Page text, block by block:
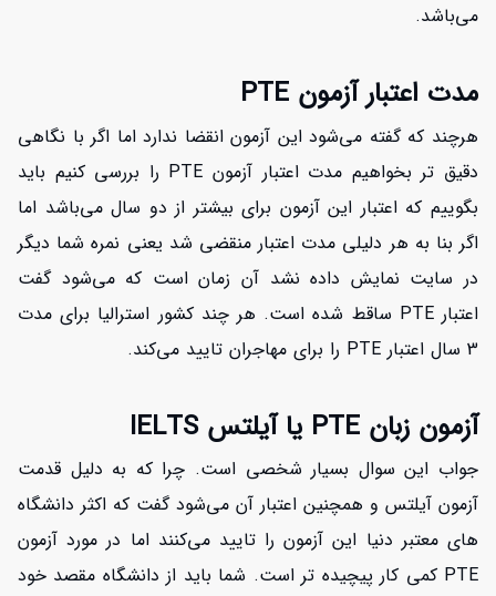
می‌باشد.
مدت اعتبار آزمون PTE
هرچند که گفته می‌شود این آزمون انقضا ندارد اما اگر با نگاهی
دقیق تر بخواهیم مدت اعتبار آزمون PTE را بررسی کنیم باید
بگوییم که اعتبار این آزمون برای بیشتر از دو سال می‌باشد اما
اگر بنا به هر دلیلی مدت اعتبار منقضی شد یعنی نمره شما دیگر
در سایت نمایش داده نشد آن زمان است که می‌شود گفت
اعتبار PTE ساقط شده است. هر چند کشور استرالیا برای مدت
3 سال اعتبار PTE را برای مهاجران تایید می‌کند.
آزمون زبان PTE یا آیلتس IELTS
جواب این سوال بسیار شخصی است. چرا که به دلیل قدمت
آزمون آیلتس و همچنین اعتبار آن می‌شود گفت که اکثر دانشگاه
های معتبر دنیا این آزمون را تایید می‌کنند اما در مورد آزمون
PTE کمی کار پیچیده تر است. شما باید از دانشگاه مقصد خود